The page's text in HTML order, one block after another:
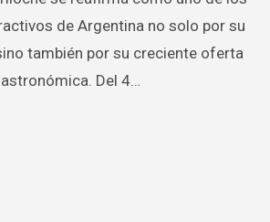
de Argentina no solo por su
también por su creciente oferta
Del 4…